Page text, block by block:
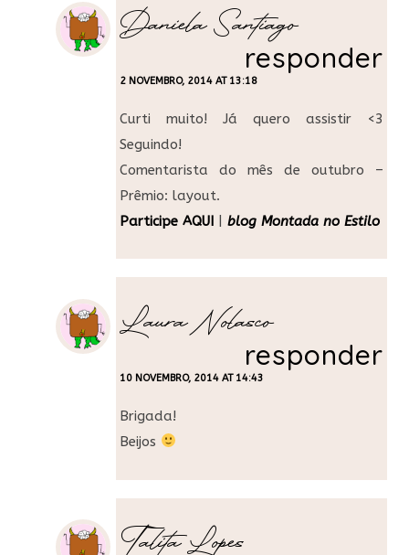
Daniela Santiago
2 NOVEMBRO, 2014 AT 13:18
responder
Curti muito! Já quero assistir <3
Seguindo!
Comentarista do mês de outubro –
Prêmio: layout.
Participe AQUI| blog Montada no Estilo
Laura Nolasco
10 NOVEMBRO, 2014 AT 14:43
responder
Brigada!
Beijos
Talita Lopes